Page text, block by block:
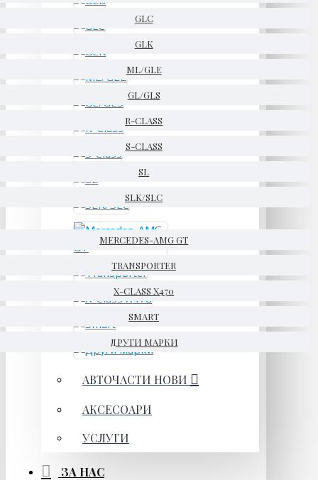
GLC
GLK
ML/GLE
GL/GLS
R-CLASS
S-CLASS
SL
SLK/SLC
MERCEDES-AMG GT
TRANSPORTER
X-CLASS X470
SMART
ДРУГИ МАРКИ
АВТОЧАСТИ НОВИ
АКСЕСОАРИ
УСЛУГИ
ЗА НАС